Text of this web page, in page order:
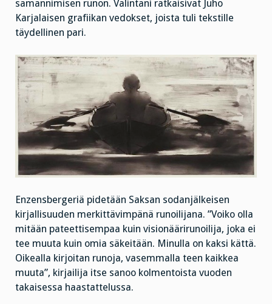
samannimisen runon. Valintani ratkaisivat Juho
Karjalaisen grafiikan vedokset, joista tuli tekstille
täydellinen pari.
Enzensbergeriä pidetään Saksan sodanjälkeisen
kirjallisuuden merkittävimpänä runoilijana. ”Voiko olla
mitään pateettisempaa kuin visionäärirunoilija, joka ei
tee muuta kuin omia säkeitään. Minulla on kaksi kättä.
Oikealla kirjoitan runoja, vasemmalla teen kaikkea
muuta”, kirjailija itse sanoo kolmentoista vuoden
takaisessa haastattelussa.